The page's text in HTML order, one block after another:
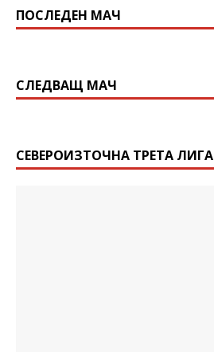
ПОСЛЕДЕН МАЧ
СЛЕДВАЩ МАЧ
СЕВЕРОИЗТОЧНА ТРЕТА ЛИГА